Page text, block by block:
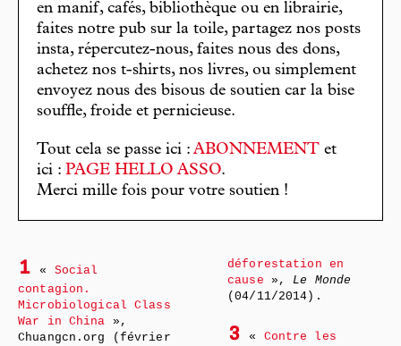
en manif, cafés, bibliothèque ou en librairie,
faites notre pub sur la toile, partagez nos posts
insta, répercutez-nous, faites nous des dons,
achetez nos t-shirts, nos livres, ou simplement
envoyez nous des bisous de soutien car la bise
souffle, froide et pernicieuse.
Tout cela se passe ici : ABONNEMENT et
ici : PAGE HELLO ASSO.
Merci mille fois pour votre soutien !
1 « Social
contagion.
Microbiological Class
War in China »,
Chuangcn.org (février
déforestation en
cause », Le Monde
(04/11/2014).
3 « Contre les